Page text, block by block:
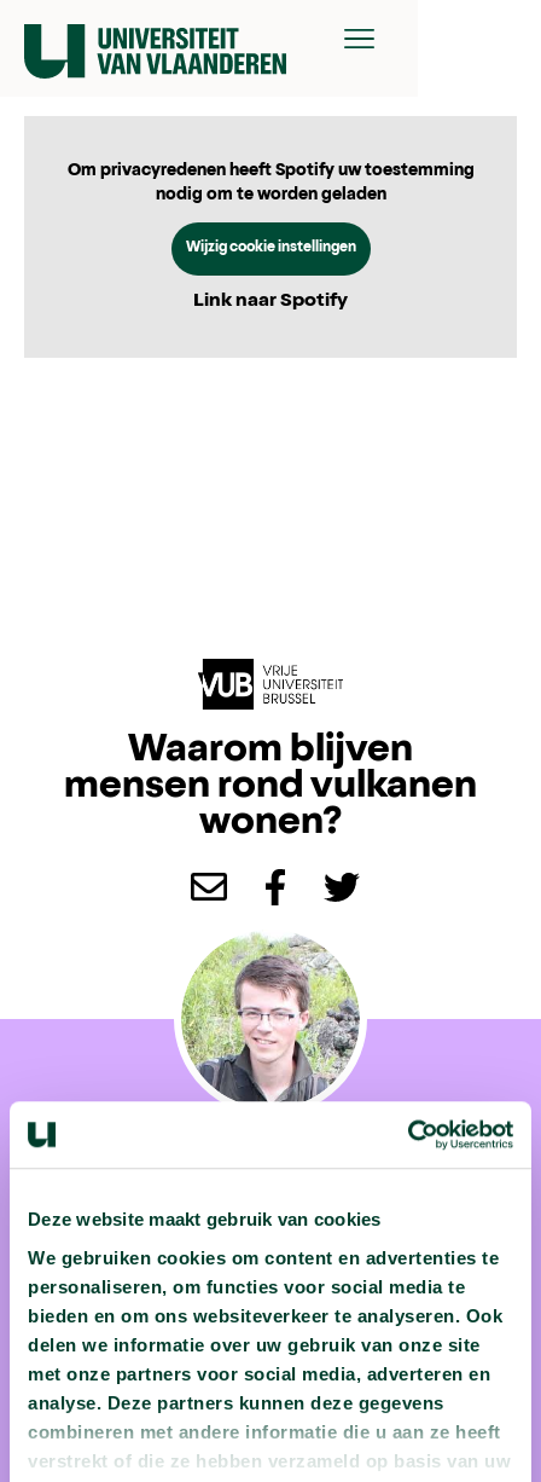
Deze website maakt gebruik van cookies
We gebruiken cookies om content en advertenties te
personaliseren, om functies voor social media te
bieden en om ons websiteverkeer te analyseren. Ook
delen we informatie over uw gebruik van onze site
met onze partners voor social media, adverteren en
analyse. Deze partners kunnen deze gegevens
combineren met andere informatie die u aan ze heeft
verstrekt of die ze hebben verzameld op basis van uw
Om privacyredenen heeft Spotify uw toestemming
nodig om te worden geladen
Wijzig cookie instellingen
Link naar Spotify
Waarom blijven
mensen rond vulkanen
wonen?
drs. Sam Poppe
Als kind zag Sam Poppe een documentaire over de
catastrofale uitbarsting van de Krakatau-vulkaan in
Indonesië. Hij raakte al snel gefascineerd door dit krachtige
natuurfenomeen De gevaren van vulkaanuitbarstingen in
kaart brengen en zorgen voor een verbetering van de
levensomstandigheden van mensen die dichtbij vulkanen
wonen, ziet hij in zijn doctoraat als zijn missie. Les geven en
communiceren over de mechanismen en gevaren achter